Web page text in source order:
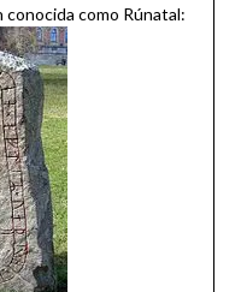
conocida como Rúnatal: